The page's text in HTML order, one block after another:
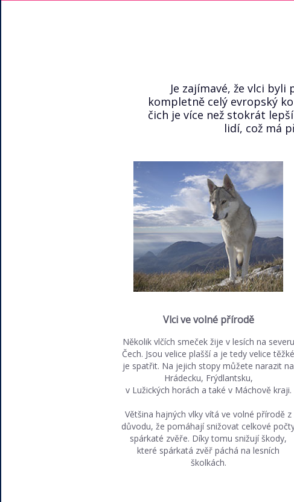
Je zajímavé, že vlci
kompletně celý evropský
čich je více než stokrát
lidí, což má
Vlci ve volné přírodě
Několik vlčích smeček žije v lesích na severu
Čech. Jsou velice plašší a je tedy velice těžké
je spatřit. Na jejich stopy můžete narazit na
Hrádecku, Frýdlantsku,
v Lužických horách a také v Máchově kraji.
Většina hajných vlky vítá ve volné přírodě z
důvodu, že pomáhají snižovat celkové
spárkaté zvěře. Díky tomu snižují škody,
které spárkatá zvěř páchá na lesních
školkách.